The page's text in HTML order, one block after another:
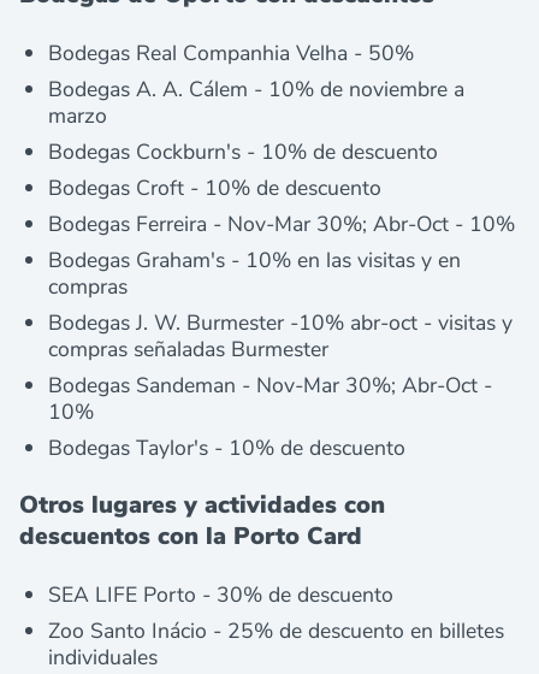
Bodegas Real Companhia Velha - 50%
Bodegas A. A. Cálem - 10% de noviembre a
marzo
Bodegas Cockburn's - 10% de descuento
Bodegas Croft - 10% de descuento
Bodegas Ferreira - Nov-Mar 30%; Abr-Oct - 10%
Bodegas Graham's - 10% en las visitas y en
compras
Bodegas J. W. Burmester -10% abr-oct - visitas y
compras señaladas Burmester
Bodegas Sandeman - Nov-Mar 30%; Abr-Oct -
10%
Bodegas Taylor's - 10% de descuento
Otros lugares y actividades con
descuentos con la Porto Card
SEA LIFE Porto - 30% de descuento
Zoo Santo Inácio - 25% de descuento en billetes
individuales